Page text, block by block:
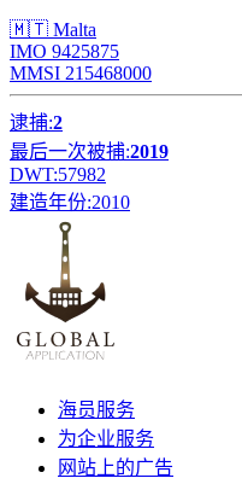
🇲🇹 Malta
IMO 9425875
MMSI 215468000
逮捕:2
最后一次被捕:2019
DWT:57982
建造年份:2010
海员服务
为企业服务
网站上的广告